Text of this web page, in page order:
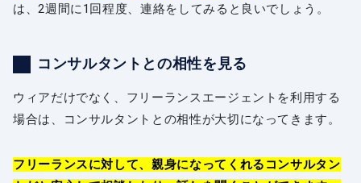
は、2週間に1回程度、連絡をしてみると良いでしょう。
コンサルタントとの相性を見る
ウィアだけでなく、フリーランスエージェントを利用する
場合は、コンサルタントとの相性が大切になってきます。
フリーランスに対して、親身になってくれるコンサルタン